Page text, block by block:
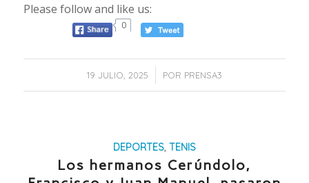
Please follow and like us:
0
19 JULIO, 2025
/ POR PRENSA3
DEPORTES, TENIS
Los hermanos Cerúndolo,